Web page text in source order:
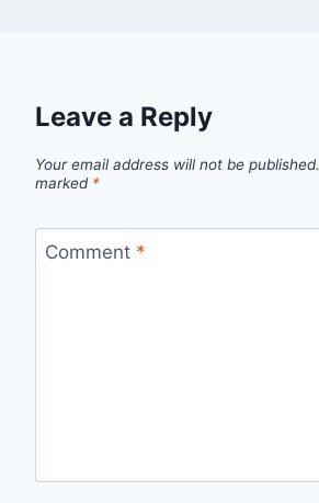
Leave a Reply
Your email address will not be published.
marked *
Comment *